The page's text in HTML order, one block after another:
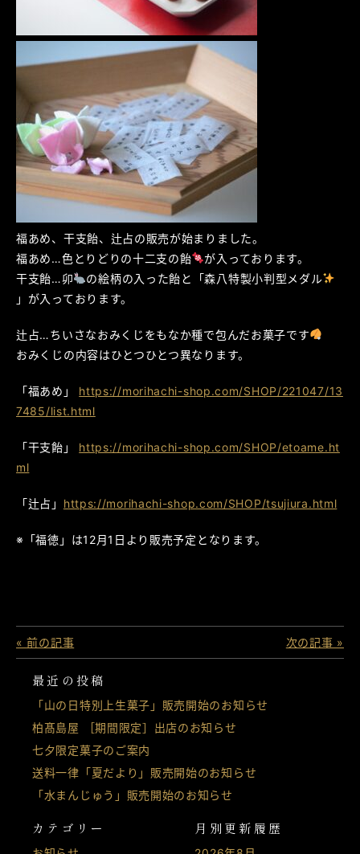
最近の投稿
「山の日特別上生菓子」販売開始のお知らせ
柏髙島屋 ［期間限定］出店のお知らせ
七夕限定菓子のご案内
送料一律「夏だより」販売開始のお知らせ
「水まんじゅう」販売開始のお知らせ
カテゴリー 月別更新履歴
福あめ、干支飴、辻占の販売が始まりました。
福あめ…色とりどりの十二支の飴
が入っております。
干支飴…卯
の絵柄の入った飴と「森八特製小判型メダル
」が入っております。
辻占…ちいさなおみくじをもなか種で包んだお菓子です
おみくじの内容はひとつひとつ異なります。
「福あめ」 https://morihachi-shop.com/SHOP/221047/13
7485/list.html
「干支飴」 https://morihachi-shop.com/SHOP/etoame.ht
ml
「辻占」 https://morihachi-shop.com/SHOP/tsujiura.html
※「福徳」は12月1日より販売予定となります。
« 前の記事 次の記事 »